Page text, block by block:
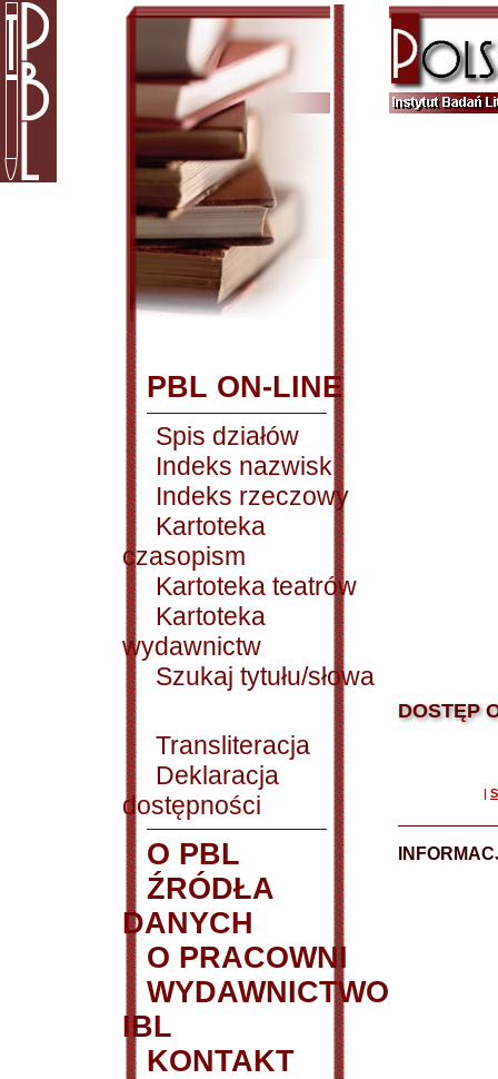
PBL ON-LINE
Spis działów
Indeks nazwisk
Indeks rzeczowy
Kartoteka
czasopism
Kartoteka teatrów
Kartoteka
wydawnictw
Szukaj tytułu/słowa
Transliteracja
Deklaracja
dostępności
O PBL
ŹRÓDŁA
DANYCH
O PRACOWNI
WYDAWNICTWO
IBL
KONTAKT
DOSTĘP
|